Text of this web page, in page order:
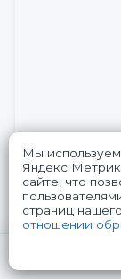
СРОЧНЫЙ
Мы
Яндекс
сайте, что
страниц
отношении